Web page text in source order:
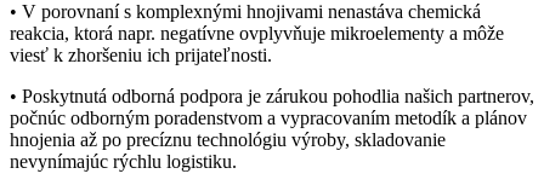
• V porovnaní s komplexnými hnojivami nenastáva chemická
reakcia, ktorá napr. negatívne ovplyvňuje mikroelementy a môže
viesť k zhoršeniu ich prijateľnosti.
• Poskytnutá odborná podpora je zárukou pohodlia našich partnerov,
počnúc odborným poradenstvom a vypracovaním metodík a plánov
hnojenia až po precíznu technológiu výroby, skladovanie
nevynímajúc rýchlu logistiku.